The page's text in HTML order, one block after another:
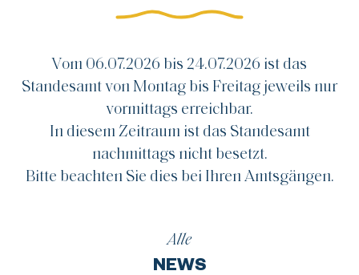
Vom 06.07.2026 bis 24.07.2026 ist das
Standesamt von Montag bis Freitag jeweils nur
vormittags erreichbar.
In diesem Zeitraum ist das Standesamt
nachmittags nicht besetzt.
Alle
NEWS